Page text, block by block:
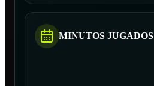
MINUTOS JUGADOS